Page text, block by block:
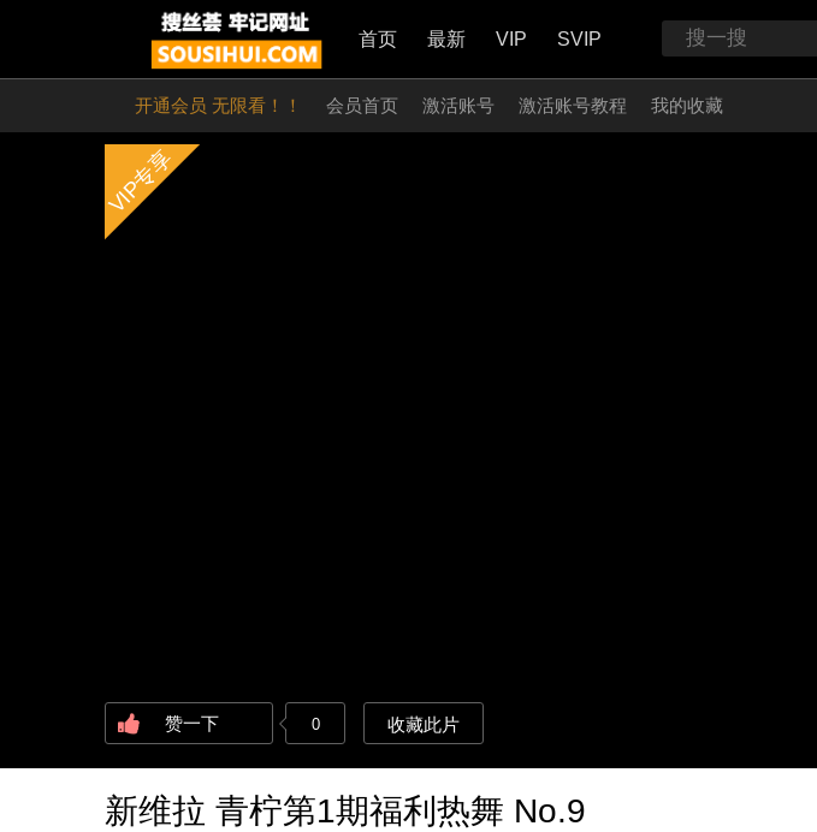
首页 最新 VIP SVIP
开通会员 无限看！！ 会员首页 激活账号 激活账号教程 我的收藏
VIP专享
赞一下 0 收藏此片
新维拉 青柠第1期福利热舞 No.9